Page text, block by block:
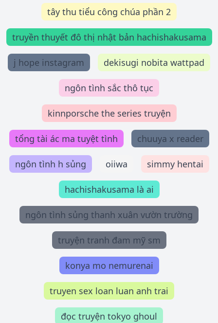
tây thu tiểu công chúa phần 2
truyền thuyết đô thị nhật bản hachishakusama
j hope instagram dekisugi nobita wattpad
ngôn tình sắc thô tục
kinnporsche the series truyện
tổng tài ác ma tuyệt tình chuuya x reader
ngôn tình h sủng oiiwa simmy hentai
hachishakusama là ai
ngôn tình sủng thanh xuân vườn trường
truyện tranh đam mỹ sm
konya mo nemurenai
truyen sex loan luan anh trai
đọc truyện tokyo ghoul